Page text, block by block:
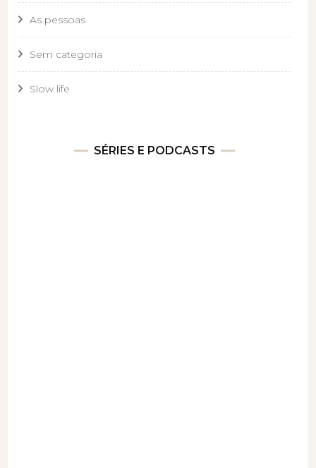
As pessoas
Sem categoria
Slow life
SÉRIES E PODCASTS